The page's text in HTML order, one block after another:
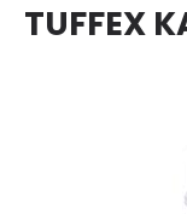
TUFFEX